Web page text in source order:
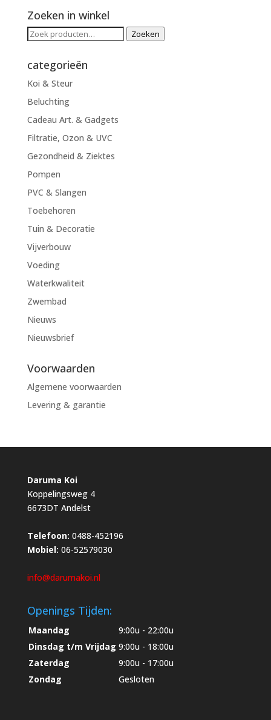
Zoeken in winkel
Zoeken
Zoeken
categorieën
Koi & Steur
Beluchting
Cadeau Art. & Gadgets
Filtratie, Ozon & UVC
Gezondheid & Ziektes
Pompen
PVC & Slangen
Toebehoren
Tuin & Decoratie
Vijverbouw
Voeding
Waterkwaliteit
Zwembad
Nieuws
Nieuwsbrief
Voorwaarden
Algemene voorwaarden
Levering & garantie
Daruma Koi
Koppelingsweg 4
6673DT Andelst
Telefoon: 0488-452196
Mobiel: 06-52579030
info@darumakoi.nl
Openings Tijden:
Maandag
9:00u - 22:00u
Dinsdag t/m Vrijdag 9:00u - 18:00u
Zaterdag
9:00u - 17:00u
Zondag
Gesloten